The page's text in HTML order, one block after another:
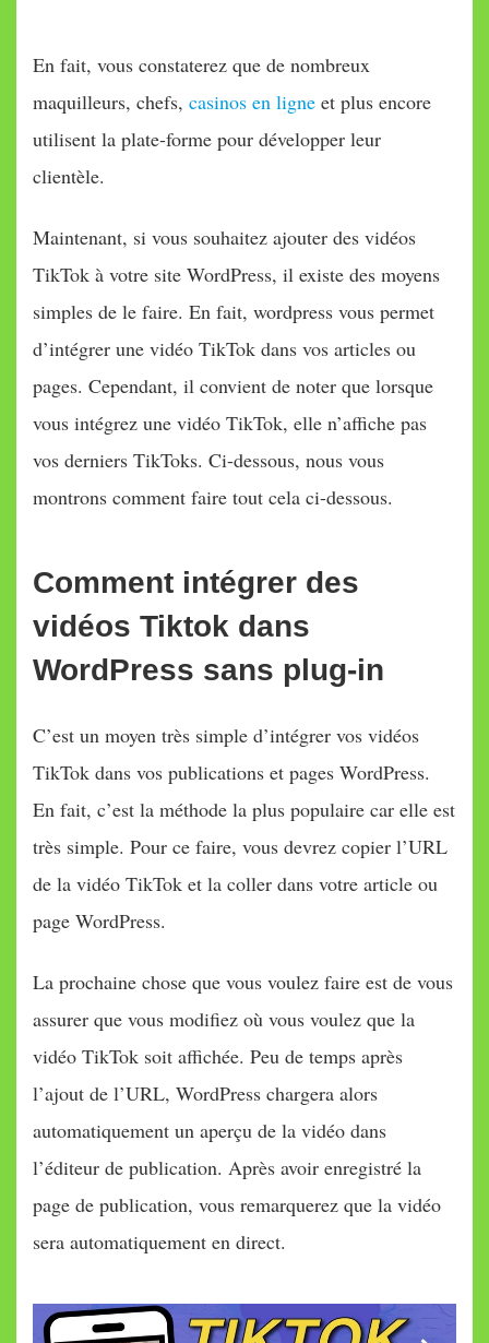
En fait, vous constaterez que de nombreux
maquilleurs, chefs, casinos en ligne et plus encore
utilisent la plate-forme pour développer leur
clientèle.
Maintenant, si vous souhaitez ajouter des vidéos
TikTok à votre site WordPress, il existe des moyens
simples de le faire. En fait, wordpress vous permet
d’intégrer une vidéo TikTok dans vos articles ou
pages. Cependant, il convient de noter que lorsque
vous intégrez une vidéo TikTok, elle n’affiche pas
vos derniers TikToks. Ci-dessous, nous vous
montrons comment faire tout cela ci-dessous.
Comment intégrer des
vidéos Tiktok dans
WordPress sans plug-in
C’est un moyen très simple d’intégrer vos vidéos
TikTok dans vos publications et pages WordPress.
En fait, c’est la méthode la plus populaire car elle est
très simple. Pour ce faire, vous devrez copier l’URL
de la vidéo TikTok et la coller dans votre article ou
page WordPress.
La prochaine chose que vous voulez faire est de vous
assurer que vous modifiez où vous voulez que la
vidéo TikTok soit affichée. Peu de temps après
l’ajout de l’URL, WordPress chargera alors
automatiquement un aperçu de la vidéo dans
l’éditeur de publication. Après avoir enregistré la
page de publication, vous remarquerez que la vidéo
sera automatiquement en direct.